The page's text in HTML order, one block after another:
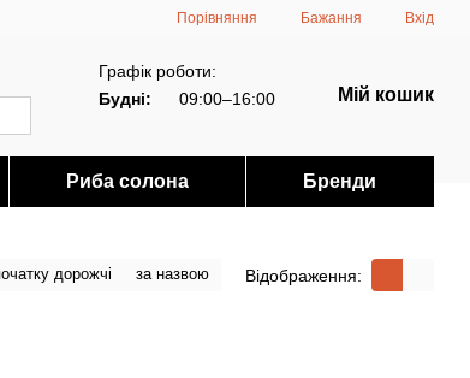
Порівняння Бажання Вхід
Графік роботи:
Будні:
09:00–16:00 Мій кошик
Риба солона Бренди
дорожчі за назвою Відображення: